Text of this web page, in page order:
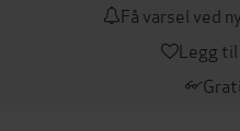
Få varsel ved
Legg